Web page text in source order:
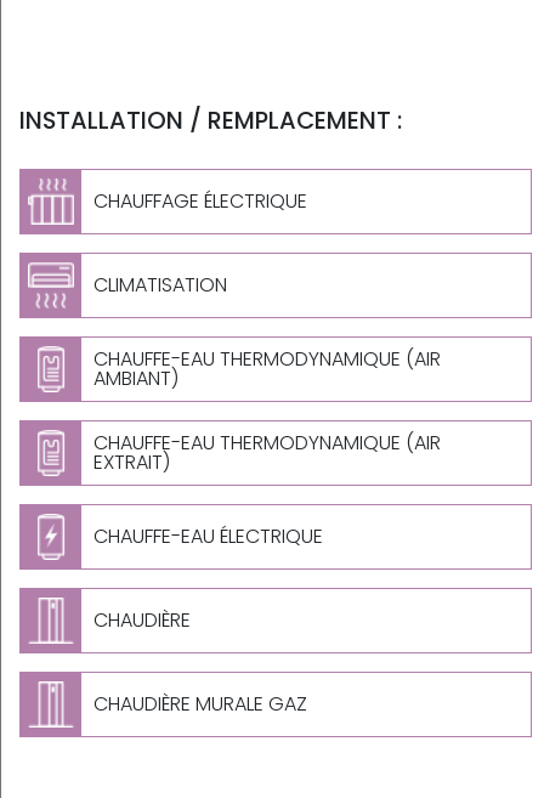
INSTALLATION / REMPLACEMENT :
CHAUFFAGE ÉLECTRIQUE
CLIMATISATION
CHAUFFE-EAU THERMODYNAMIQUE (AIR
AMBIANT)
CHAUFFE-EAU THERMODYNAMIQUE (AIR
EXTRAIT)
CHAUFFE-EAU ÉLECTRIQUE
CHAUDIÈRE
CHAUDIÈRE MURALE GAZ